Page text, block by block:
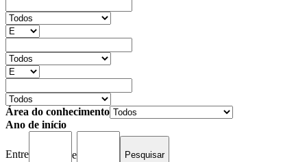
Área do conhecimento
Ano de início
Entre e